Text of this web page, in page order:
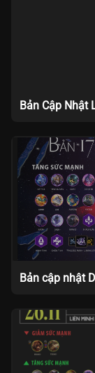
Bản Cập Nhật
Bản cập nhật